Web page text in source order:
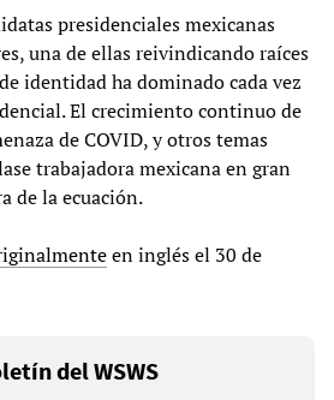
presidenciales mexicanas
una de ellas reivindicando raíces
identidad ha dominado cada vez
El crecimiento continuo de
de COVID, y otros temas
trabajadora mexicana en gran
de la ecuación.
en inglés el 30 de
del WSWS